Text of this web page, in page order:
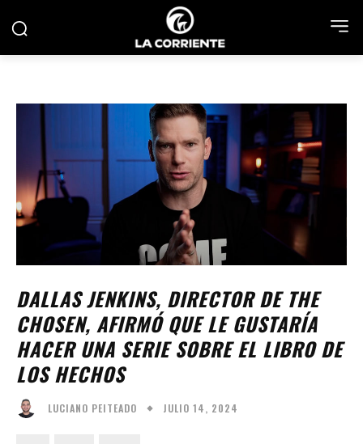
DALLAS JENKINS, DIRECTOR DE THE
CHOSEN, AFIRMÓ QUE LE GUSTARÍA
HACER UNA SERIE SOBRE EL LIBRO DE
LOS HECHOS
LUCIANO PEITEADO JULIO 14, 2024